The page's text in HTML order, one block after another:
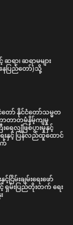
ဆရာ၊ ဆရာမများ
ပြည်တော်)သို့
တော် နိုင်ငံတော်သမ္မတ
ကာတာတမံနိမ့်ကျမှု
းရေလျှံဖြစ်ပွားမှုနှင့်
ပြန်လည်ထူထောင်
က်
ြိမ်းချမ်းရေးဖော်
ရှမ်းပြည်တိုးတက် ရေး